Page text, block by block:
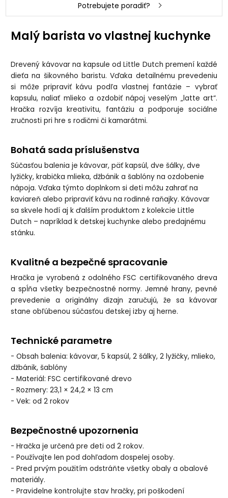
Potrebujete poradiť?
Malý barista vo vlastnej kuchynke
Drevený kávovar na kapsule od Little Dutch premení každé
dieťa na šikovného baristu. Vďaka detailnému prevedeniu
si môže pripraviť kávu podľa vlastnej fantázie – vybrať
kapsulu, naliať mlieko a ozdobiť nápoj veselým „latte art“.
Hračka rozvíja kreativitu, fantáziu a podporuje sociálne
zručnosti pri hre s rodičmi či kamarátmi.
Bohatá sada príslušenstva
Súčasťou balenia je kávovar, päť kapsúl, dve šálky, dve
lyžičky, krabička mlieka, džbánik a šablóny na ozdobenie
nápoja. Vďaka týmto doplnkom si deti môžu zahrať na
kaviareň alebo pripraviť kávu na rodinné raňajky. Kávovar
sa skvele hodí aj k ďalším produktom z kolekcie Little
Dutch – napríklad k detskej kuchynke alebo predajnému
stánku.
Kvalitné a bezpečné spracovanie
Hračka je vyrobená z odolného FSC certifikovaného dreva
a spĺňa všetky bezpečnostné normy. Jemné hrany, pevné
prevedenie a originálny dizajn zaručujú, že sa kávovar
stane obľúbenou súčasťou detskej izby aj herne.
Technické parametre
- Obsah balenia: kávovar, 5 kapsúl, 2 šálky, 2 lyžičky, mlieko,
džbánik, šablóny
- Materiál: FSC certifikované drevo
- Rozmery: 23,1 × 24,2 × 13 cm
- Vek: od 2 rokov
Bezpečnostné upozornenia
- Hračka je určená pre deti od 2 rokov.
- Používajte len pod dohľadom dospelej osoby.
- Pred prvým použitím odstráňte všetky obaly a obalové
materiály.
- Pravidelne kontrolujte stav hračky, pri poškodení